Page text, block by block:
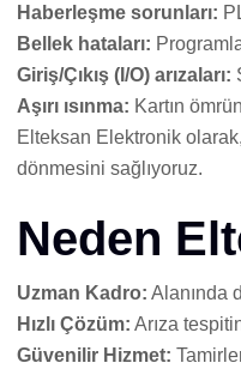
Haberleşme sorunları:
Bellek hataları:
Giriş/Çıkış (I/O) arızaları:
Aşırı ısınma: Kartın
Elteksan Elektronik
dönmesini sağlıyoruz.
Neden
Uzman Kadro: Alanında
Hızlı Çözüm: Arıza
Güvenilir Hizmet: